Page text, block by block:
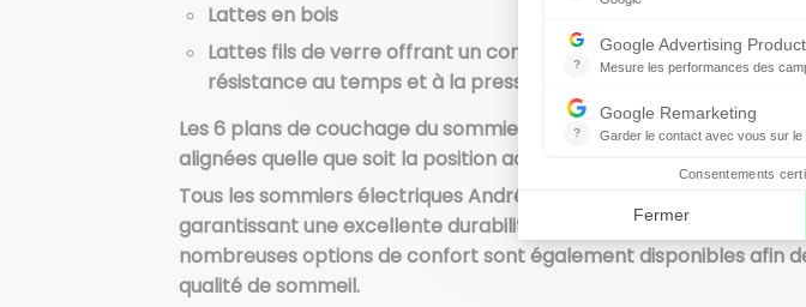
Lattes en bois
Lattes fils de verre offrant un confort supplémentaire et
résistance au temps et à la pression (une seule latte peut
Les 6 plans de couchage du sommier épousent naturellement
alignées quelle que soit la position adoptée.
Tous les sommiers électriques André Renault bénéficient d'un
garantissant une excellente durabilité et indéformabilité. La
nombreuses options de confort sont également disponibles afin
qualité de sommeil.